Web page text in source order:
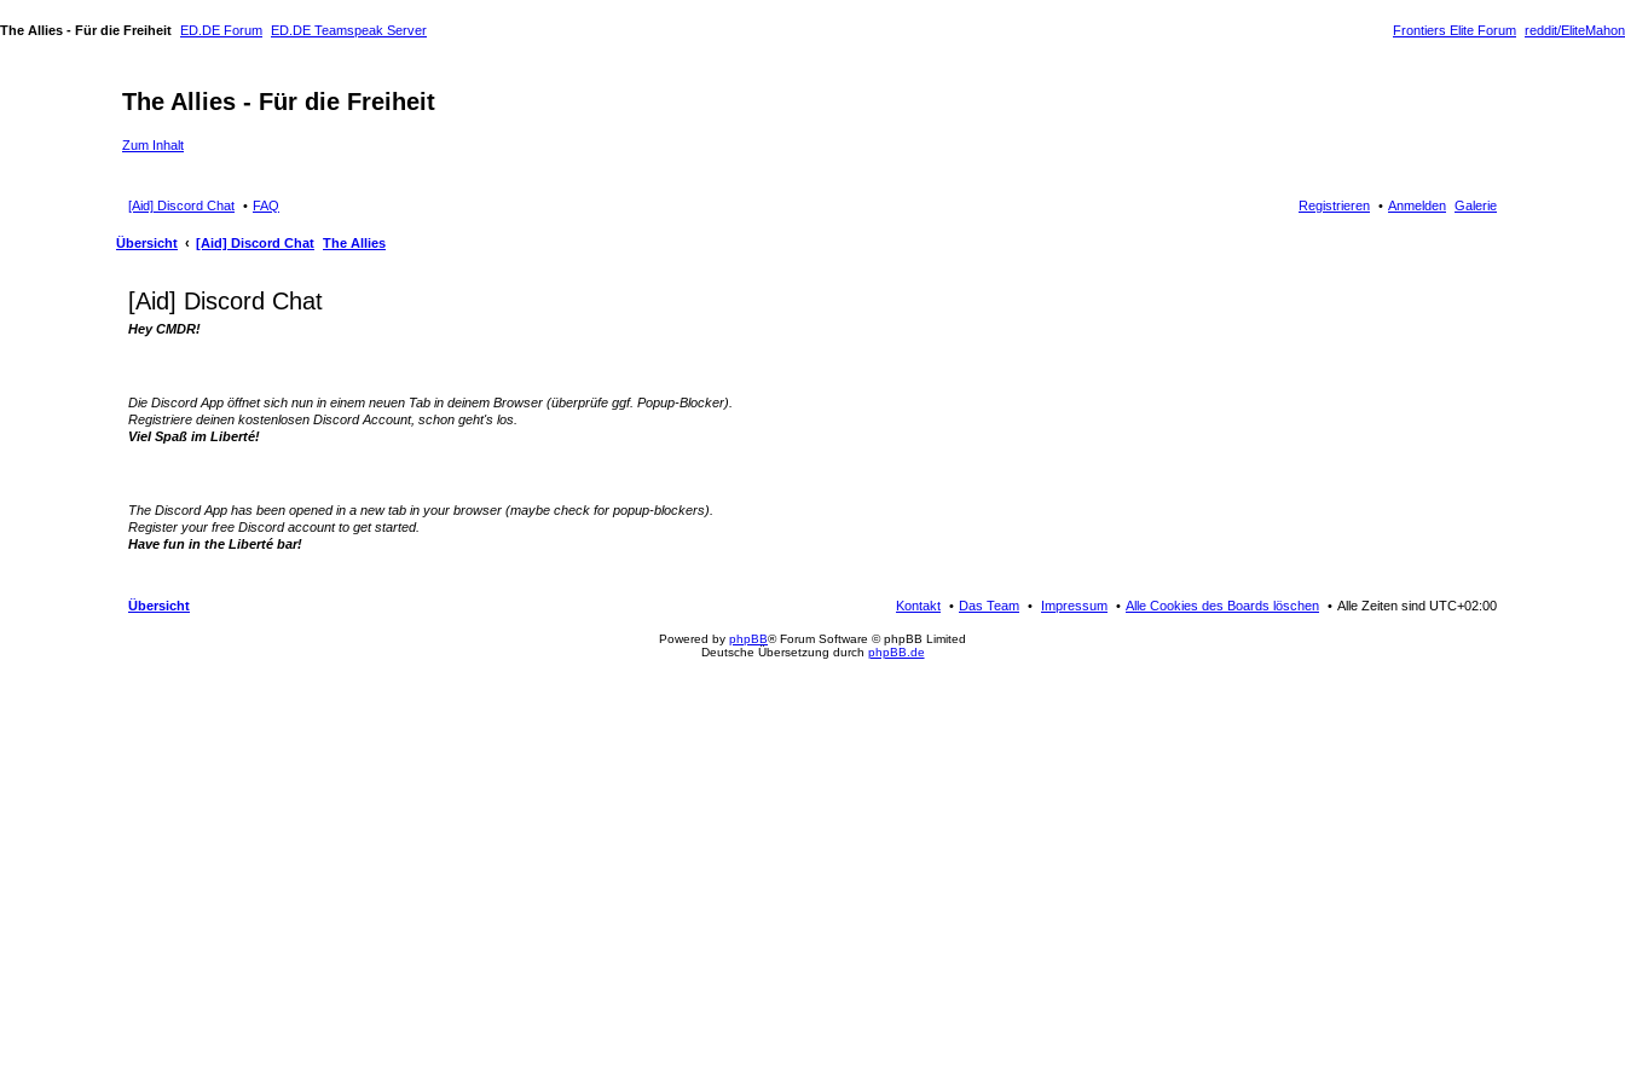
The Allies - Für die Freiheit ED.DE Forum ED.DE Teamspeak Server reddit/EliteMahon
Frontiers Elite Forum
The Allies - Für die Freiheit
Zum Inhalt
[Aid] Discord Chat Galerie
FAQ Anmelden
Registrieren
Übersicht [Aid] Discord Chat The Allies
[Aid] Discord Chat
Hey CMDR!
Die Discord App öffnet sich nun in einem neuen Tab in deinem Browser (überprüfe ggf. Popup-Blocker).
Registriere deinen kostenlosen Discord Account, schon geht's los.
Viel Spaß im Liberté!
The Discord App has been opened in a new tab in your browser (maybe check for popup-blockers).
Register your free Discord account to get started.
Have fun in the Liberté bar!
Übersicht Alle Zeiten sind UTC+02:00
Alle Cookies des Boards löschen
Impressum
Das Team
Kontakt
Powered by phpBB® Forum Software © phpBB Limited
Deutsche Übersetzung durch phpBB.de